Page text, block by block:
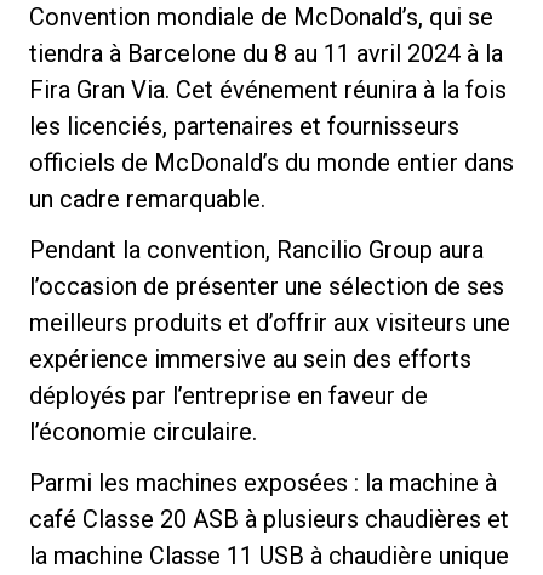
Convention mondiale de McDonald’s, qui se
tiendra à Barcelone du 8 au 11 avril 2024 à la
Fira Gran Via. Cet événement réunira à la fois
les licenciés, partenaires et fournisseurs
officiels de McDonald’s du monde entier dans
un cadre remarquable.
Pendant la convention, Rancilio Group aura
l’occasion de présenter une sélection de ses
meilleurs produits et d’offrir aux visiteurs une
expérience immersive au sein des efforts
déployés par l’entreprise en faveur de
l’économie circulaire.
Parmi les machines exposées : la machine à
café Classe 20 ASB à plusieurs chaudières et
la machine Classe 11 USB à chaudière unique
Durabilité
Connect
Nous contacter
Politique de confidentialité